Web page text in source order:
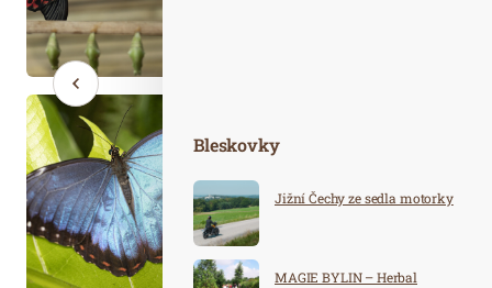
Bleskovky
Jižní Čechy ze sedla motorky
MAGIE BYLIN – Herbal